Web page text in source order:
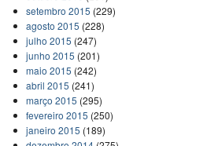
setembro 2015 (229)
agosto 2015 (228)
julho 2015 (247)
junho 2015 (201)
maio 2015 (242)
abril 2015 (241)
março 2015 (295)
fevereiro 2015 (250)
janeiro 2015 (189)